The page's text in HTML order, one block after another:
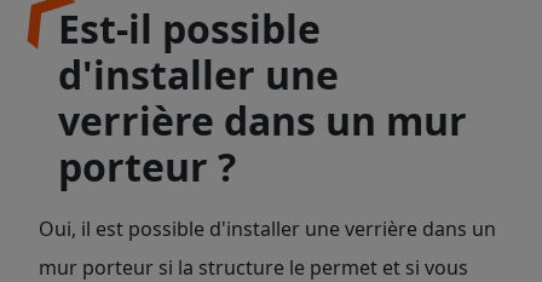
Est-il possible
d'installer une
verrière dans un mur
porteur ?
Oui, il est possible d'installer une verrière dans un
mur porteur si la structure le permet et si vous